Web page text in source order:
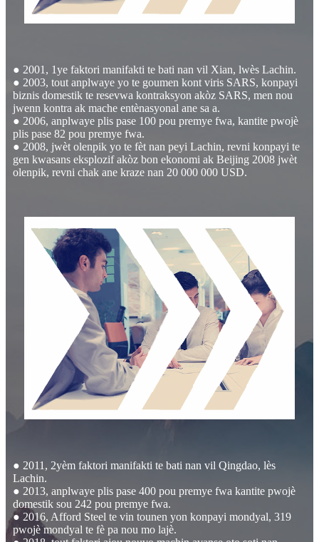
● 2001, 1ye faktori manifakti te bati nan vil Xian, lwès Lachin.
● 2003, tout anplwaye yo te goumen kont viris SARS, konpayi
biznis domestik te resevwa kontraksyon akòz SARS, men nou
jwenn kontra ak mache entènasyonal ane sa a.
● 2006, anplwaye plis pase 100 pou premye fwa, kantite pwojè
plis pase 82 pou premye fwa.
● 2008, jwèt olenpik yo te fèt nan peyi Lachin, revni konpayi te
gen kwasans eksplozif akòz bon ekonomi ak Beijing 2008 jwèt
olenpik, revni chak ane kraze nan 20 000 000 USD.
● 2011, 2yèm faktori manifakti te bati nan vil Qingdao, lès
Lachin.
● 2013, anplwaye plis pase 400 pou premye fwa kantite pwojè
domestik sou 242 pou premye fwa.
● 2016, Afford Steel te vin tounen yon konpayi mondyal, 319
pwojè mondyal te fè pa nou mo lajè.